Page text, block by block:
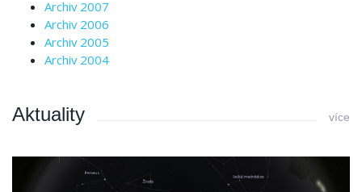
Archiv 2007
Archiv 2006
Archiv 2005
Archiv 2004
Aktuality více